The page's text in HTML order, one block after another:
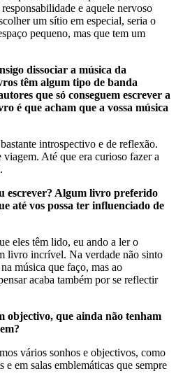
e aquele nervoso
um sítio em especial, seria o
pequeno, mas que tem um
dissociar a música da
têm algum tipo de banda
que só conseguem escrever a
é que acham que a vossa música
introspectivo e de reflexão.
Até que era curioso fazer a
escrever? Algum livro preferido
até vos possa ter influenciado de
eles têm lido, eu ando a ler o
livro incrível. Na verdade não sinto
música que faço, mas ao
acaba também por se reflectir
objectivo, que ainda não tenham
vários sonhos e objectivos, como
em salas emblemáticas que sempre